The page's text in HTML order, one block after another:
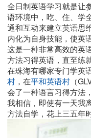
全日制英语学习就是让
语环境中，吃、住、学
通和互动来建立英语思
内化为自身技能，使英
这是一种非常高效的英
方法习得英语，直至练
在珠海有哪家专门学英
村 ，在平和英语村 （
会了一种语言习得方法
我相信，即使有一天我
方法自学，花上三五年